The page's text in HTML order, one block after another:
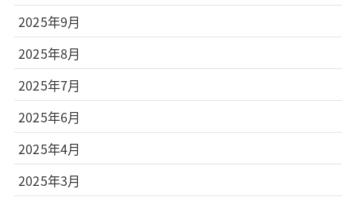
2025年9月
2025年8月
2025年7月
2025年6月
2025年4月
2025年3月